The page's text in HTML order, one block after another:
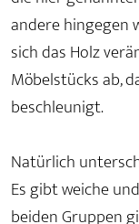
andere hingegen
sich das Holz
Möbelstücks ab,
beschleunigt.
Natürlich
Es gibt weiche
beiden Gruppen